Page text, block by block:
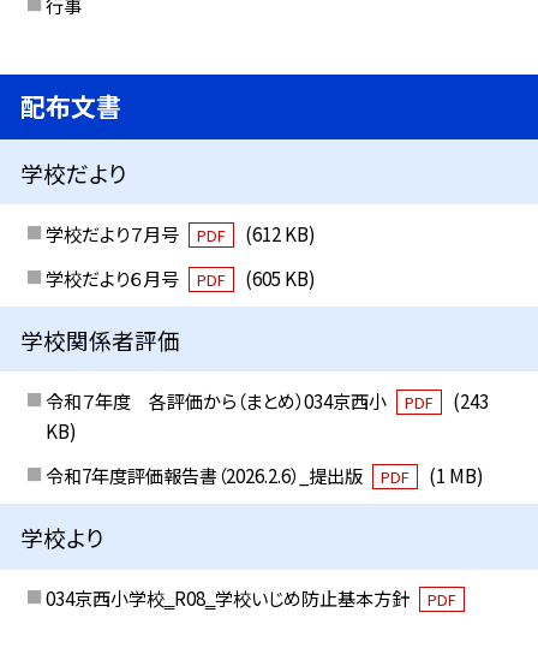
配布文書
学校だより
学校だより７月号 PDF
(612 KB)
学校だより６月号
PDF (605 KB)
学校関係者評価
令和７年度 各評価から（まとめ）034京西小 PDF
(243
KB)
令和7年度評価報告書（2026.2.6）_提出版
PDF (1 MB)
学校より
034京西小学校‗R08‗学校いじめ防止基本方針 PDF